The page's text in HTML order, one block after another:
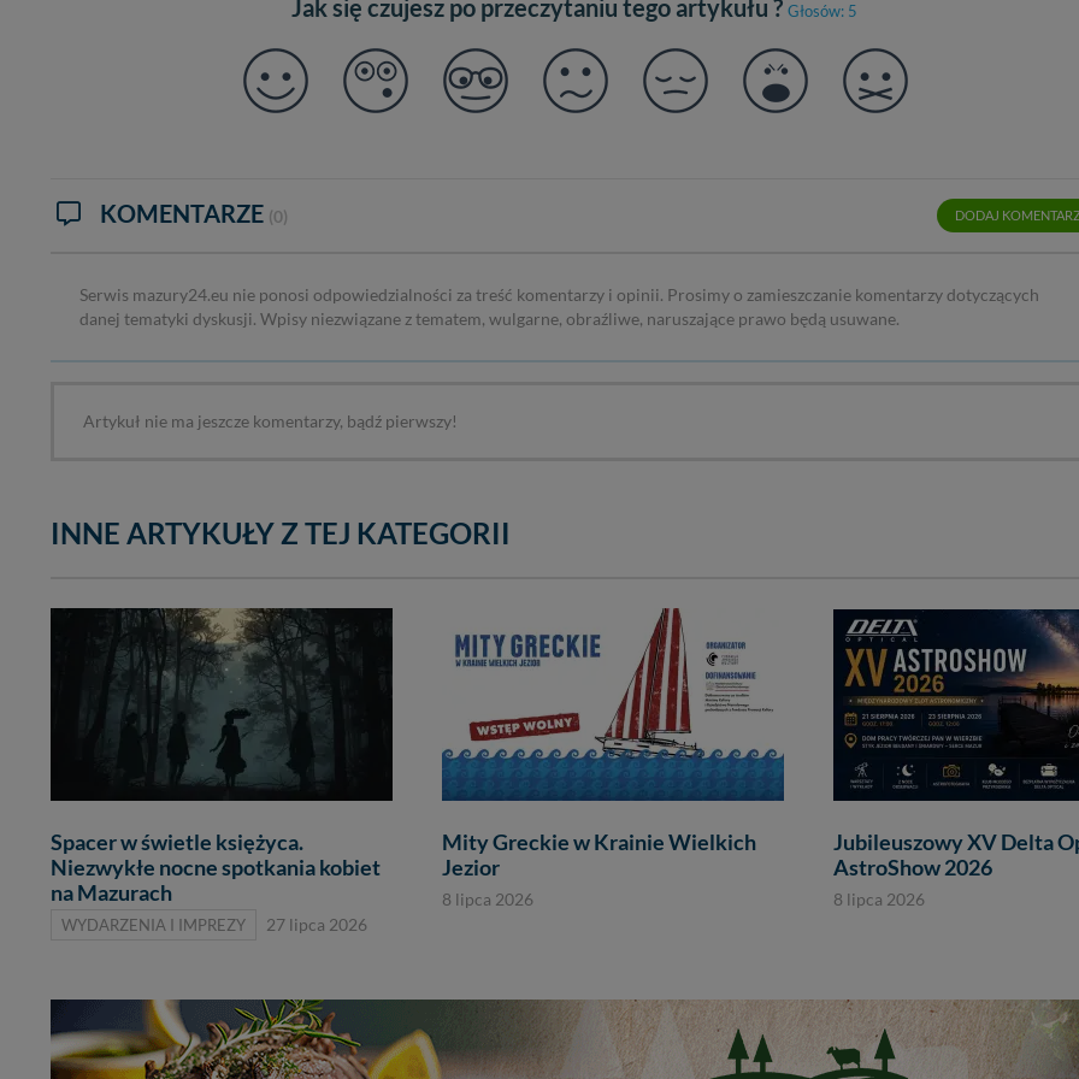
Jak się czujesz po przeczytaniu tego artykułu ? Głosów: 5
KOMENTARZE (0) DODAJ
Serwis mazury24.eu nie ponosi odpowiedzialności za treść komentarzy i opinii. Prosimy o zamieszczanie komentarzy dotyczących
danej tematyki dyskusji. Wpisy niezwiązane z tematem, wulgarne, obraźliwe, naruszające prawo będą usuwane.
Artykuł nie ma jeszcze komentarzy, bądź pierwszy!
INNE ARTYKUŁY Z TEJ KATEGORII
Spacer w świetle księżyca.
Niezwykłe nocne spotkania kobiet
na Mazurach
WYDARZENIA I IMPREZY 27 lipca 2026
Mity Greckie w Krainie Wielkich
Jezior
8 lipca 2026
Jubileuszowy XV Delta
AstroShow 2026
8 lipca 2026